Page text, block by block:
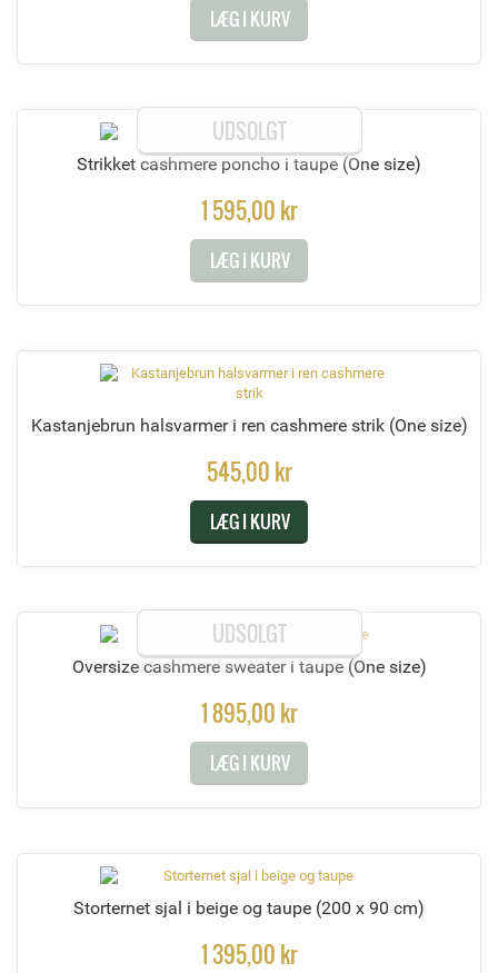
LÆG I KURV
UDSOLGT
Strikket cashmere poncho i taupe (One size)
1 595,00 kr
LÆG I KURV
Kastanjebrun halsvarmer i ren cashmere strik (One size)
545,00 kr
LÆG I KURV
UDSOLGT
Oversize cashmere sweater i taupe (One size)
1 895,00 kr
LÆG I KURV
Storternet sjal i beige og taupe (200 x 90 cm)
1 395,00 kr